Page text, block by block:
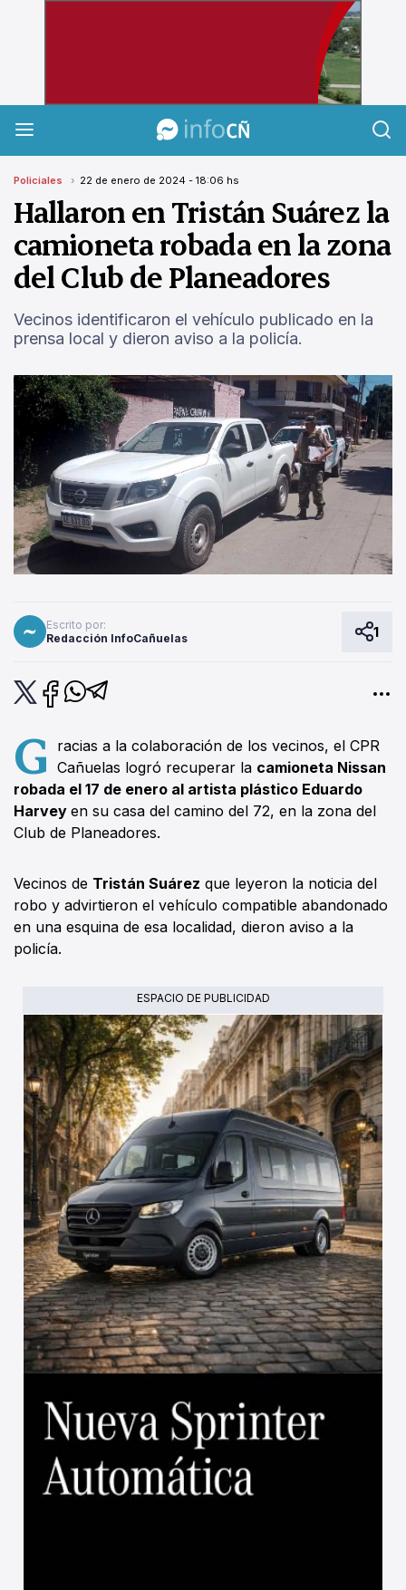
Policiales 22 de enero de 2024 - 18:06 hs
Hallaron en Tristán Suárez la
camioneta robada en la zona
del Club de Planeadores
Vecinos identificaron el vehículo publicado en la
prensa local y dieron aviso a la policía.
Escrito por:
Redacción InfoCañuelas
1
G
racias a la colaboración de los vecinos, el CPR
Cañuelas logró recuperar la camioneta Nissan
robada el 17 de enero al artista plástico Eduardo
Harvey en su casa del camino del 72, en la zona del
Club de Planeadores.
Vecinos de Tristán Suárez que leyeron la noticia del
robo y advirtieron el vehículo compatible abandonado
en una esquina de esa localidad, dieron aviso a la
policía.
ESPACIO DE PUBLICIDAD